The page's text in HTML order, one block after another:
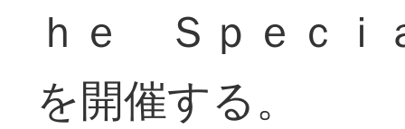
ｈｅ Ｓｐｅｃ
を開催する。